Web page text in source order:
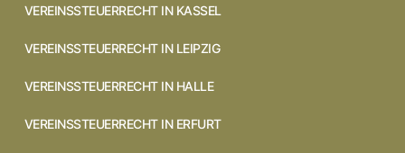
VEREINSSTEUERRECHT IN KASSEL
VEREINSSTEUERRECHT IN LEIPZIG
VEREINSSTEUERRECHT IN HALLE
VEREINSSTEUERRECHT IN ERFURT